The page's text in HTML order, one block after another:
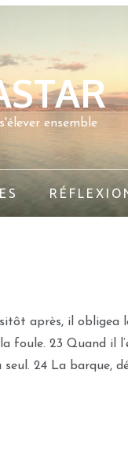
ensemble
après, il
foule. 23 Quand il
24 La barque,